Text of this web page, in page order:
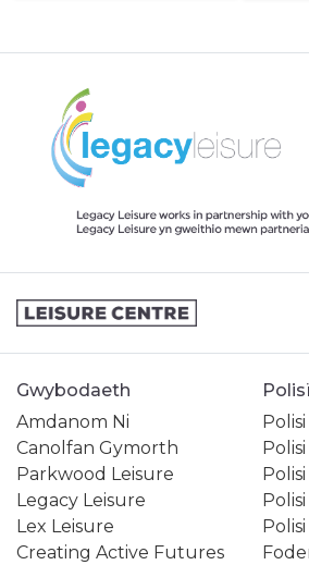
Gwybodaeth
Amdanom Ni
Canolfan Gymorth
Parkwood Leisure
Legacy Leisure
Lex Leisure
Creating Active Futures